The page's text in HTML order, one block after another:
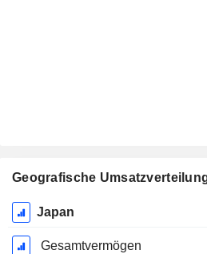
Geografische
Ende d.
Geschäftsjahres:
März
Japan
Gesamtvermögen